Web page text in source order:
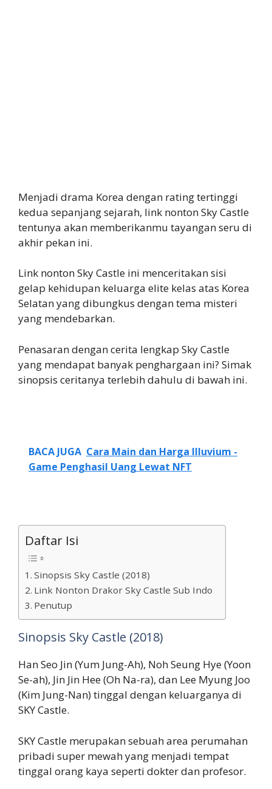
Menjadi drama Korea dengan rating tertinggi
kedua sepanjang sejarah, link nonton Sky Castle
tentunya akan memberikanmu tayangan seru di
akhir pekan ini.
Link nonton Sky Castle ini menceritakan sisi
gelap kehidupan keluarga elite kelas atas Korea
Selatan yang dibungkus dengan tema misteri
yang mendebarkan.
Penasaran dengan cerita lengkap Sky Castle
yang mendapat banyak penghargaan ini? Simak
sinopsis ceritanya terlebih dahulu di bawah ini.
BACA JUGA Cara Main dan Harga Illuvium -
Game Penghasil Uang Lewat NFT
Daftar Isi
Sinopsis Sky Castle (2018)
Link Nonton Drakor Sky Castle Sub Indo
Penutup
Sinopsis Sky Castle (2018)
Han Seo Jin (Yum Jung-Ah), Noh Seung Hye (Yoon
Se-ah), Jin Jin Hee (Oh Na-ra), dan Lee Myung Joo
(Kim Jung-Nan) tinggal dengan keluarganya di
SKY Castle.
SKY Castle merupakan sebuah area perumahan
pribadi super mewah yang menjadi tempat
tinggal orang kaya seperti dokter dan profesor.